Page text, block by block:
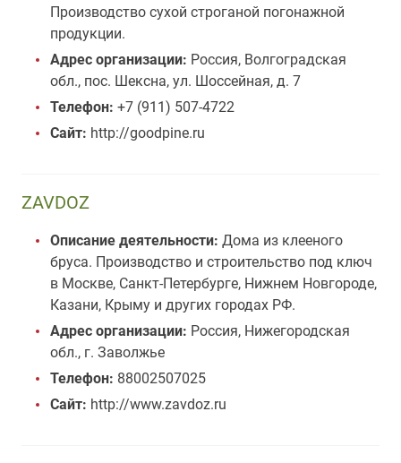
Производство сухой строганой погонажной
продукции.
Адрес организации: Россия, Волгоградская
обл., пос. Шексна, ул. Шоссейная, д. 7
Телефон: +7 (911) 507-4722
Сайт: http://goodpine.ru
ZAVDOZ
Описание деятельности: Дома из клееного
бруса. Производство и строительство под ключ
в Москве, Санкт-Петербурге, Нижнем Новгороде,
Казани, Крыму и других городах РФ.
Адрес организации: Россия, Нижегородская
обл., г. Заволжье
Телефон: 88002507025
Сайт: http://www.zavdoz.ru